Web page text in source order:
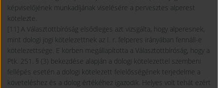
képviselőjének munkadíjának viselésére a pervesztes alperest
kötelezte.
[11] A Választottbíróság elsődleges azt vizsgálta, hogy alperesnek,
mint dologi jogi kötelezettnek az I. r. felperes irányában fennáll-e
kötelezettsége. E körben megállapította a Választottbíróság, hogy a
Ptk. 251. § (3) bekezdése alapján a dologi kötelezettel szembeni
fellépés esetén a dologi kötelezett felelősségének terjedelme a
követeléshez és a dolog értékéhez igazodik. Helyes volt tehát ezért